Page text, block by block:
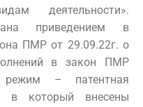
деятельности».
приведением в
ПМР от 29.09.22г. о
в закон ПМР
режим – патентная
в который внесены